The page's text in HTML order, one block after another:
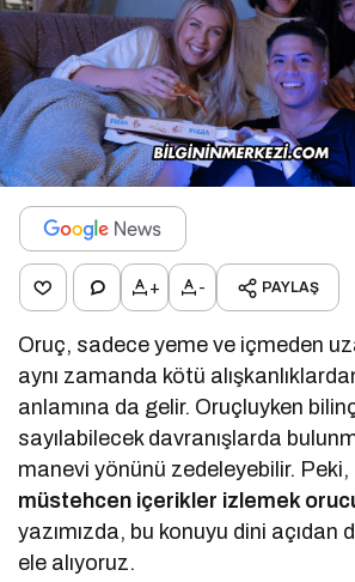
+ - PAYLAŞ
Oruç, sadece yeme ve içmeden
aynı zamanda kötü
anlamına da gelir. Oruçluyken
sayılabilecek davranışlarda
manevi yönünü zedeleyebilir. Peki,
müstehcen içerikler izlemek
yazımızda, bu konuyu dini açıdan
ele alıyoruz.